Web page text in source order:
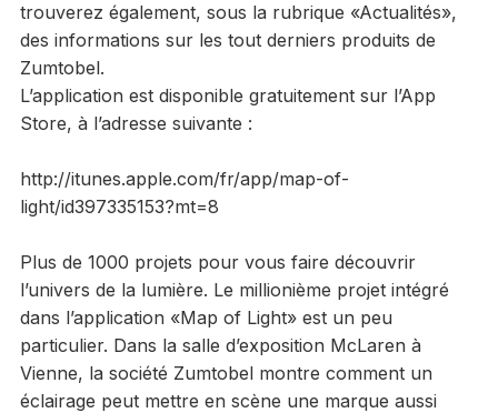
trouverez également, sous la rubrique «Actualités»,
des informations sur les tout derniers produits de
Zumtobel.
L’application est disponible gratuitement sur l’App
Store, à l’adresse suivante :
http://itunes.apple.com/fr/app/map-of-
light/id397335153?mt=8
Plus de 1000 projets pour vous faire découvrir
l’univers de la lumière. Le millionième projet intégré
dans l’application «Map of Light» est un peu
particulier. Dans la salle d’exposition McLaren à
Vienne, la société Zumtobel montre comment un
éclairage peut mettre en scène une marque aussi